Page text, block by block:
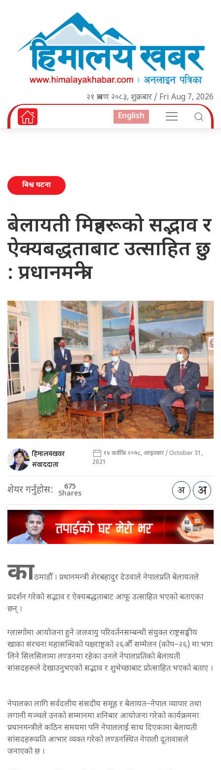
२१ श्रावण २०८३, शुक्रबार / Fri Aug 7, 2026
English
बिश्व घटना
बेलायती मित्रहरूको सद्भाव र
ऐक्यबद्धताबाट उत्साहित छु
: प्रधानमन्त्री
हिमालयखवर
संवाददाता
१४ कार्तिक २०७८, आइतबार / October 31,
2021
शेयर गर्नुहोस: 675
Shares
काठमाडौँ । प्रधानमन्त्री शेरबहादुर देउवाले नेपालप्रति बेलायतले
प्रदर्शन गरेको सद्भाव र ऐक्यबद्धताबाट आफू उत्साहित भएको बताएका
छन् ।
ग्लास्गोमा आयोजना हुने जलवायु परिवर्तनसम्बन्धी संयुक्त राष्ट्रसङ्घीय
खाका संरचना महासन्धिको पक्षराष्ट्रको २६औँ सम्मेलन (कोप–२६) मा भाग
लिने सिलसिलामा लण्डनमा रहेका उनले नेपालप्रतिको बेलायती
सांसदहरूले देखाउनुभएको सद्भाव र शुभेच्छाबाट प्रोत्साहित भएको बताए ।
नेपालका लागि सर्वदलीय संसदीय समूह र बेलायत–नेपाल व्यापार तथा
लगानी मञ्चले उनको सम्मानमा शनिबार आयोजना गरेको कार्यक्रममा
प्रधानमन्त्रीले कठिन समयमा पनि नेपाललाई साथ दिएकामा बेलायती
सांसदहरूप्रति आभार व्यक्त गरेको लण्डनस्थित नेपाली दूतावासले
जनाएको छ ।